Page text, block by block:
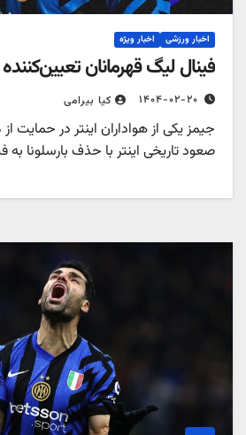
اخبار ورزشی اخبار ویژه
فینال لیگ قهرمانان
۱۴۰۴-۰۲-۲۰ کیا بیرامی
جیمز یکی از هواداران اینتر در حمایت
صعود تاریخی اینتر با حذف بارسلونا به